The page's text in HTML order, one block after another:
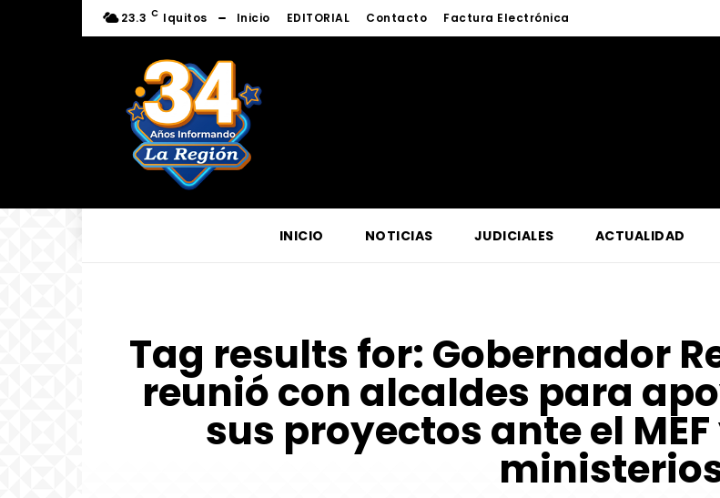
23.3 C Iquitos Inicio EDITORIAL Contacto Factura Electrónica
INICIO NOTICIAS JUDICIALES ACTUALIDAD
Tag results for: Gobernador
reunió con alcaldes para
sus proyectos ante el